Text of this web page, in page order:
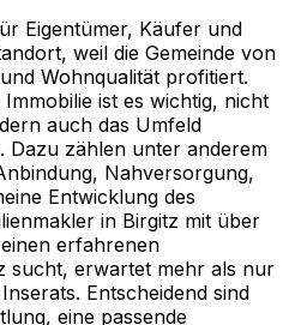
Eigentümer, Käufer und
weil die Gemeinde von
Wohnqualität profitiert.
ist es wichtig, nicht
auch das Umfeld
Dazu zählen unter anderem
Nahversorgung,
Entwicklung des
in Birgitz mit über
erfahrenen
sucht, erwartet mehr als nur
Entscheidend sind
eine passende